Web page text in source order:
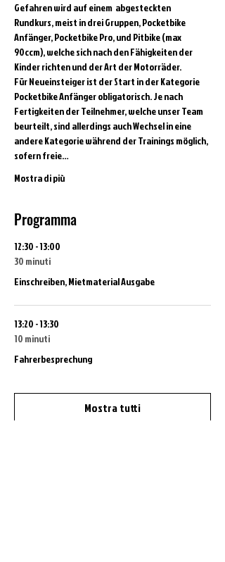
Gefahren wird auf einem  abgesteckten
Rundkurs, meist in drei Gruppen, Pocketbike
Anfänger, Pocketbike Pro, und Pitbike (max
90ccm), welche sich nach den Fähigkeiten der
Kinder richten und der Art der Motorräder.
Für Neueinsteiger ist der Start in der Kategorie
Pocketbike Anfänger obligatorisch. Je nach
Fertigkeiten der Teilnehmer, welche unser Team
beurteilt, sind allerdings auch Wechsel in eine
andere Kategorie während der Trainings möglich,
sofern freie…
Mostra di più
Programma
12:30 - 13:00
30 minuti
Einschreiben, Mietmaterial Ausgabe
13:20 - 13:30
10 minuti
Fahrerbesprechung
Mostra tutti